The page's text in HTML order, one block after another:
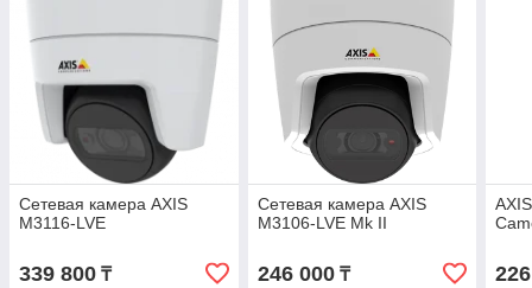
Сетевая камера AXIS
M3116-LVE
339 800 ₸
Сетевая камера AXIS
M3106-LVE Mk II
246 000₸